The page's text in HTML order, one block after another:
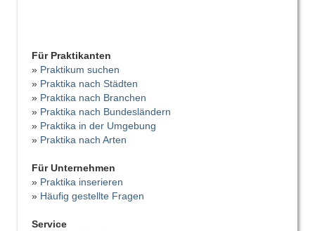
Für Praktikanten
» Praktikum suchen
» Praktika nach Städten
» Praktika nach Branchen
» Praktika nach Bundesländern
» Praktika in der Umgebung
» Praktika nach Arten
Für Unternehmen
» Praktika inserieren
» Häufig gestellte Fragen
Service